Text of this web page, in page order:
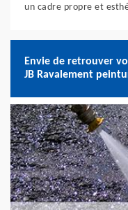
un cadre propre et
Envie de retrouver
JB Ravalement